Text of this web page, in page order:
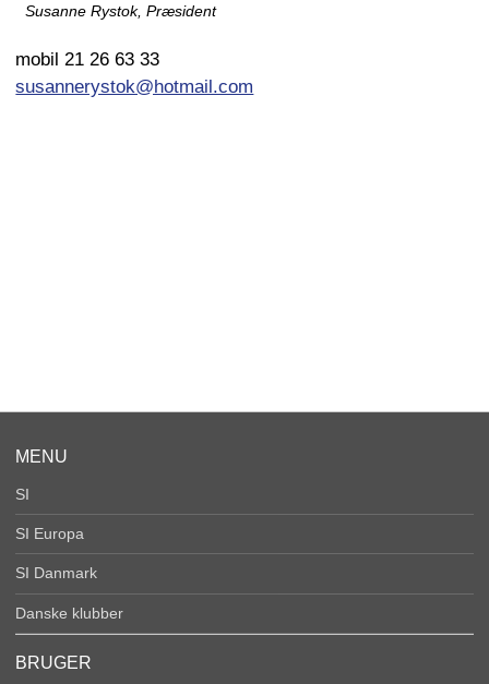
Susanne Rystok, Præsident
mobil 21 26 63 33
susannerystok@hotmail.com
MENU
SI
SI Europa
SI Danmark
Danske klubber
BRUGER